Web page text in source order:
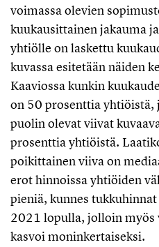
voimassa olevien
kuukausittainen jakauma
yhtiölle on laskettu
kuvassa esitetään näiden
Kaaviossa kunkin
on 50 prosenttia
puolin olevat viivat
prosenttia yhtiöistä.
poikittainen viiva on
erot hinnoissa yhtiöiden
pieniä, kunnes
2021 lopulla, jolloin
kasvoi moninkertaiseksi.